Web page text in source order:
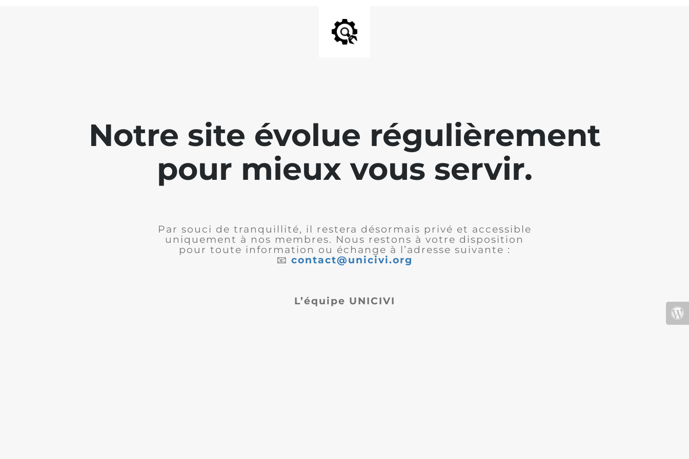
Notre site évolue régulièrement
pour mieux vous servir.
Par souci de tranquillité, il restera désormais privé et accessible
uniquement à nos membres. Nous restons à votre disposition
pour toute information ou échange à l’adresse suivante :
📧 contact@unicivi.org
L’équipe UNICIVI